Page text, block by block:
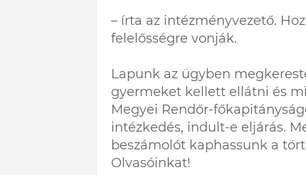
– írta az intézményvezető.
felelősségre vonják.
Lapunk az ügyben
gyermeket kellett ellátni és
Megyei Rendőr-
intézkedés, indult-e eljárás.
beszámolót kaphassunk a
Olvasóinkat!